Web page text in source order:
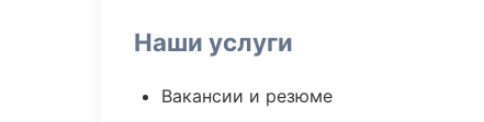
Наши услуги
Вакансии и резюме